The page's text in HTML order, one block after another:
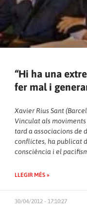
“Hi ha una
fer mal i
Xavier Rius Sant
Vinculat als
tard a associacions de
conflictes, ha publicat
consciència i el
LLEGIR MÉS »
30/04/2012 - 17:10:27